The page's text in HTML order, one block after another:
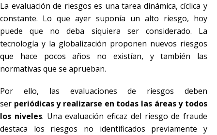
La evaluación de riesgos es una tarea dinámica, cíclica y
constante. Lo que ayer suponía un alto riesgo, hoy
puede que no deba siquiera ser considerado. La
tecnología y la globalización proponen nuevos riesgos
que hace pocos años no existían, y también las
normativas que se aprueban.
Por ello, las evaluaciones de riesgos deben
ser periódicas y realizarse en todas las áreas y todos
los niveles. Una evaluación eficaz del riesgo de fraude
destaca los riesgos no identificados previamente y